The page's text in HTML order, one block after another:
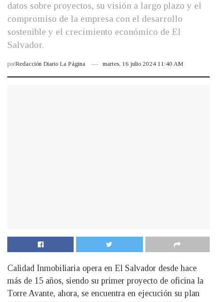
datos sobre proyectos, su visión a largo plazo y el
compromiso de la empresa con el desarrollo
sostenible y el crecimiento económico de El
Salvador.
porRedacción Diario La Página martes, 16 julio 2024 11:40 AM
Calidad Inmobiliaria opera en El Salvador desde hace
más de 15 años, siendo su primer proyecto de oficina la
Torre Avante, ahora, se encuentra en ejecución su plan